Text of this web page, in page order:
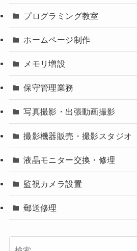
プログラミング教室
ホームページ制作
メモリ増設
保守管理業務
写真撮影・出張動画撮影
撮影機器販売・撮影スタジオ
液晶モニター交換・修理
監視カメラ設置
郵送修理